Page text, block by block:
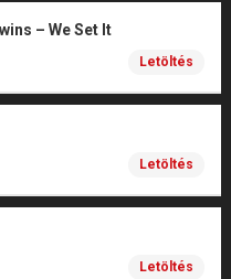
– We Set It
Letöltés
Letöltés
Letöltés